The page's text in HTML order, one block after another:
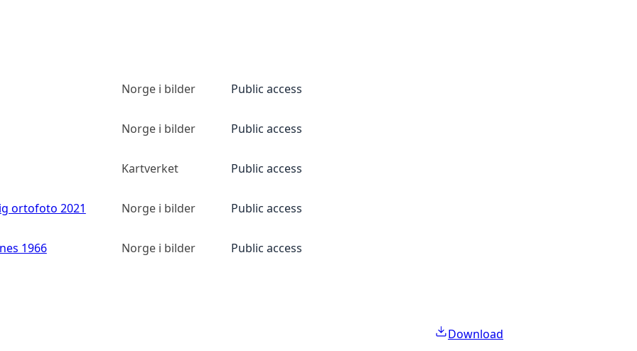
Norge i bilder Public access
Norge i bilder Public access
Kartverket Public access
ortofoto 2021 Norge i bilder Public access
1966 Norge i bilder Public access
Download